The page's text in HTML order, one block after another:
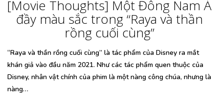
[Movie Thoughts] Một Đông Nam Á
đầy màu sắc trong “Raya và thần
rồng cuối cùng”
“Raya và thần rồng cuối cùng” là tác phẩm của Disney ra mắt
khán giả vào đầu năm 2021. Như các tác phẩm quen thuộc của
Disney, nhân vật chính của phim là một nàng công chúa, nhưng là
nàng…